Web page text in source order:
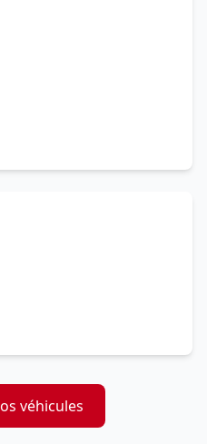
véhicules